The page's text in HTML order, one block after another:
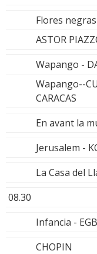
Flores
ASTOR
Wapango -
Wapango--
CARACAS
En avant la
Jerusalem -
La Casa del
08.30
Infancia -
CHOPIN